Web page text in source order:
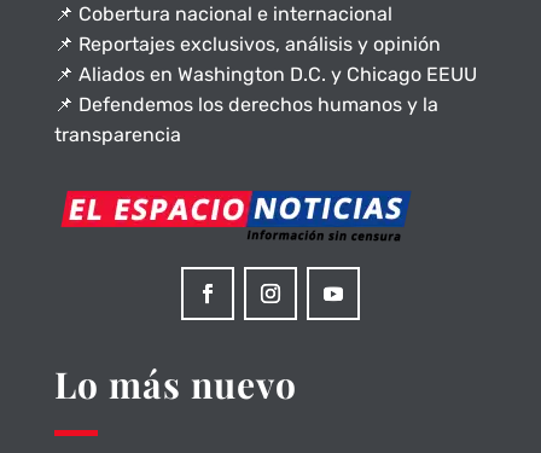
📌 Cobertura nacional e internacional
📌 Reportajes exclusivos, análisis y opinión
📌 Aliados en Washington D.C. y Chicago EEUU
📌 Defendemos los derechos humanos y la
transparencia
Lo más nuevo